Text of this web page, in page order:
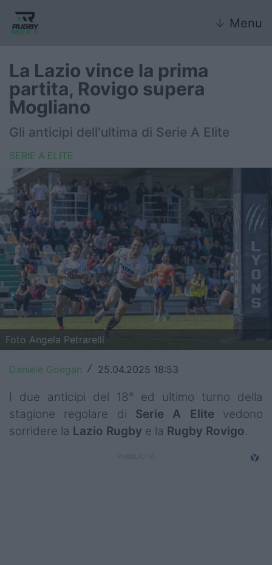
↓ Menu
Nazionale
Nazionali giovanili
Rugby Sevens
FIR
Internazionale
6 Nazioni
United Rugby Championship
Top14
Premiership
Champions Cup
Challenge Cup
World Rugby
Rugby World Cup
La Lazio vince la prima
partita, Rovigo supera
Mogliano
Gli anticipi dell'ultima di Serie A Elite
SERIE A ELITE
Foto Angela Petrarelli
Daniele Goegan / 25.04.2025 18:53
I due anticipi del 18° ed ultimo turno della
stagione regolare di Serie A Elite vedono
sorridere la Lazio Rugby e la Rugby Rovigo.